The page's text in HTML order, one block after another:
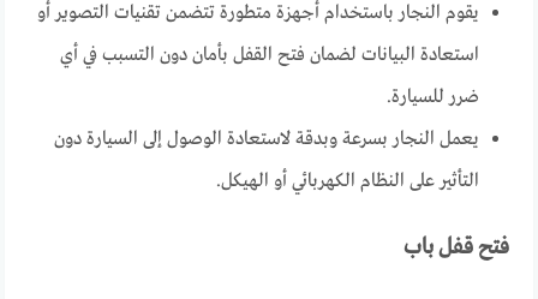
يقوم النجار باستخدام أجهزة متطورة تتضمن تقنيات التصوير أو
استعادة البيانات لضمان فتح القفل بأمان دون التسبب في أي
ضرر للسيارة.
يعمل النجار بسرعة وبدقة لاستعادة الوصول إلى السيارة دون
التأثير على النظام الكهربائي أو الهيكل.
فتح قفل باب